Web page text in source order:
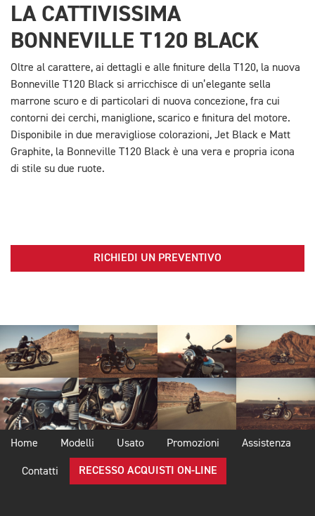
LA CATTIVISSIMA
BONNEVILLE T120 BLACK
Oltre al carattere, ai dettagli e alle finiture della T120, la nuova
Bonneville T120 Black si arricchisce di un’elegante sella
marrone scuro e di particolari di nuova concezione, fra cui
contorni dei cerchi, maniglione, scarico e finitura del motore.
Disponibile in due meravigliose colorazioni, Jet Black e Matt
Graphite, la Bonneville T120 Black è una vera e propria icona
di stile su due ruote.
RICHIEDI UN PREVENTIVO
Home Modelli Usato Promozioni Assistenza
Contatti RECESSO ACQUISTI ON-LINE